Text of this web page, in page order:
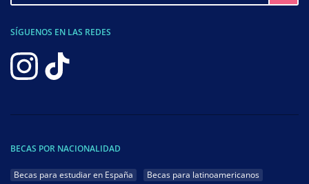
SÍGUENOS EN LAS REDES
BECAS POR NACIONALIDAD
Becas para estudiar en España
Becas para latinoamericanos